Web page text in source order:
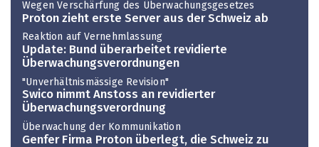
Wegen Verschärfung des Überwachungsgesetzes
Proton zieht erste Server aus der Schweiz ab
Reaktion auf Vernehmlassung
Update: Bund überarbeitet revidierte
Überwachungsverordnungen
"Unverhältnismässige Revision"
Swico nimmt Anstoss an revidierter
Überwachungsverordnung
Überwachung der Kommunikation
Genfer Firma Proton überlegt, die Schweiz zu